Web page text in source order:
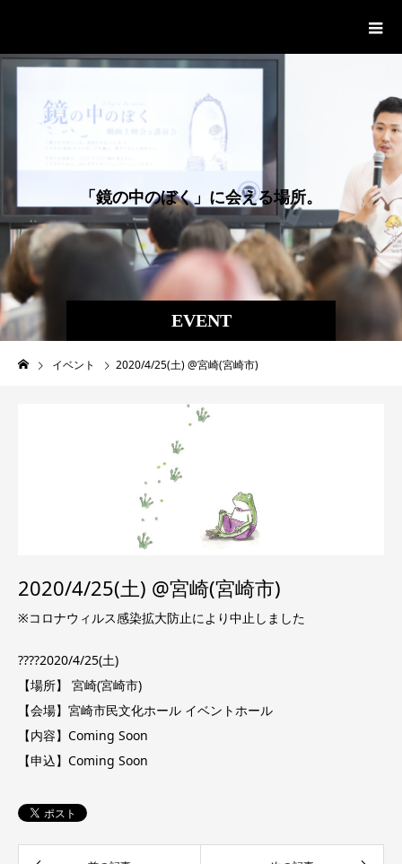
EVENT
「 鏡の中のぼく 」 に会える場所。
イベント 2020/4/25(土) @宮崎(宮崎市)
2020/4/25(土) @宮崎(宮崎市)
※コロナウィルス感染拡大防止により中止しました
????2020/4/25(土)
【場所】 宮崎(宮崎市)
【会場】宮崎市民文化ホール イベントホール
【内容】Coming Soon
【申込】Coming Soon